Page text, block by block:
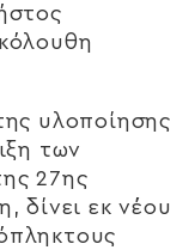
υλοποίησης
των
27ης
δίνει εκ νέου